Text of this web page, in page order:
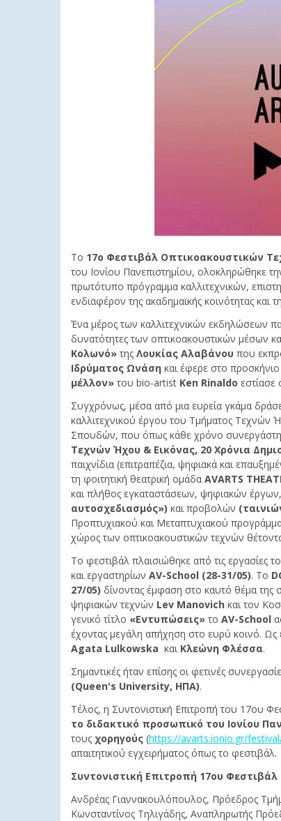
Το 17ο Φεστιβάλ Οπτικοακουστικών
του Ιονίου Πανεπιστημίου, ολοκληρώθηκε
πρωτότυπο πρόγραμμα καλλιτεχνικών,
ενδιαφέρον της ακαδημαϊκής κοινότητας και
Ένα μέρος των καλλιτεχνικών εκδηλώσεων
δυνατότητες των οπτικοακουστικών μέσων
Κολωνό» της Λουκίας Αλαβάνου που
Ιδρύματος Ωνάση και έφερε στο
μέλλον» του bio-artist Ken Rinaldo εστίασε
Συγχρόνως, μέσα από μια ευρεία γκάμα
καλλιτεχνικού έργου του Τμήματος
Σπουδών, που όπως κάθε χρόνο
Τεχνών Ήχου & Εικόνας, 20 Χρόνια
παιχνίδια (επιτραπέζια, ψηφιακά και
τη φοιτητική θεατρική ομάδα AVARTS
και πλήθος εγκαταστάσεων, ψηφιακών
αυτοσχεδιασμός») και προβολών
Προπτυχιακού και Μεταπτυχιακού
χώρος των οπτικοακουστικών τεχνών
Το φεστιβάλ πλαισιώθηκε από τις εργασίες
και εργαστηρίων AV-School (28-31/05). Το
27/05) δίνοντας έμφαση στο καυτό θέμα της
ψηφιακών τεχνών Lev Manovich και τον
γενικό τίτλο «Εντυπώσεις» το AV-School
έχοντας μεγάλη απήχηση στο ευρύ κοινό. Ως
Agata Lulkowska και Κλεώνη Φλέσσα.
Σημαντικές ήταν επίσης οι φετινές
(Queen's University, ΗΠΑ).
Τέλος, η Συντονιστική Επιτροπή του 17ου
το διδακτικό προσωπικό του Ιονίου
τους χορηγούς (https://avarts.ionio.gr/
απαιτητικού εγχειρήματος όπως το φεστιβάλ.
Συντονιστική Επιτροπή 17ου
Ανδρέας Γιαννακουλόπουλος, Πρόεδρος
Κωνσταντίνος Τηλιγάδης, Αναπληρωτής